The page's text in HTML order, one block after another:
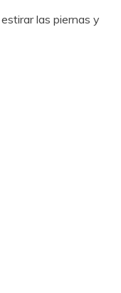
las piernas y